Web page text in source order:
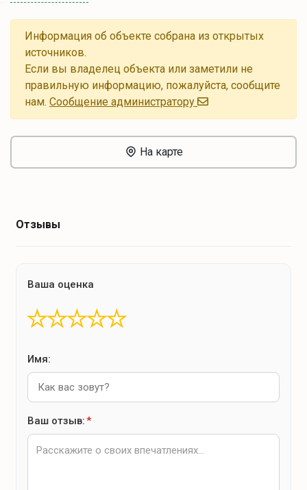
идеальное место для различных мероприятий.
Меню заведения предлагает разнообразие блюд: от
латиноамериканской и азиатской кухни до итальянских
пицц и испанских блюд. Особое внимание уделено
десертам, включая торты, пирожные и другие угощения,
приготовленные с любовью и профессионализмом.
Информация об объекте собрана из открытых
источников.
Если вы владелец объекта или заметили не
правильную информацию, пожалуйста, сообщите
нам. Cообщение администратору
На карте
Отзывы
Ваша оценка
★
★
★
★
★
Имя:
Ваш отзыв:*